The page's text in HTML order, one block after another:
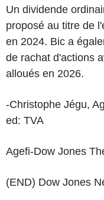
Un dividende
proposé au titre de
en 2024. Bic a
de rachat d'actions
alloués en 2026.
-Christophe Jégu,
ed: TVA
Agefi-Dow Jones
(END) Dow Jones